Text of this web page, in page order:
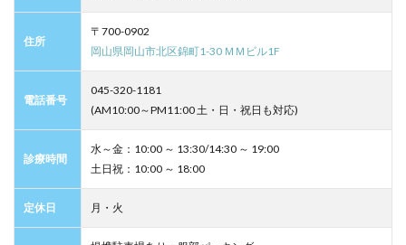
住所
〒700-0902
岡山県岡山市北区錦町1-30 ＭＭビル1F
電話番号
045-320-1181
(AM10:00～PM11:00 土・日・祝日も対応)
診療時間
水～金：10:00 ～ 13:30/14:30 ～ 19:00
土日祝：10:00 ～ 18:00
定休日 月・火